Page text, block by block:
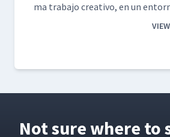
ma tra­ba­jo cre­ati­vo, en un
Not sure where to